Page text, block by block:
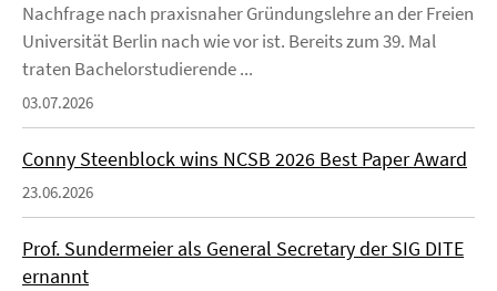
Nachfrage nach praxisnaher Gründungslehre an der Freien
Universität Berlin nach wie vor ist. Bereits zum 39. Mal
traten Bachelorstudierende ...
03.07.2026
Conny Steenblock wins NCSB 2026 Best Paper Award
23.06.2026
Prof. Sundermeier als General Secretary der SIG DITE
ernannt